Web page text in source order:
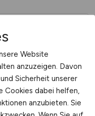
/ LIFE
Website
anzuzeigen. Davon
Sicherheit unserer
Cookies dabei helfen,
anzubieten. Sie